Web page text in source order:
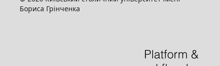
Бориса Грінченка